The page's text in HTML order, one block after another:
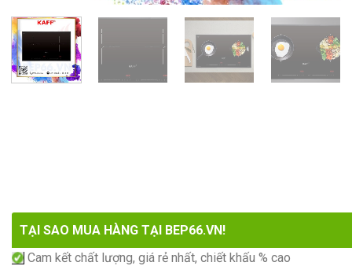
TẠI SAO MUA HÀNG TẠI BEP66.VN!
Cam kết chất lượng, giá rẻ nhất, chiết khấu % cao